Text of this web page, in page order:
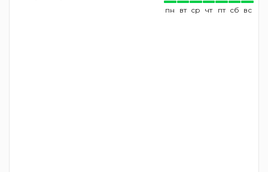
пн вт ср чт пт сб вс